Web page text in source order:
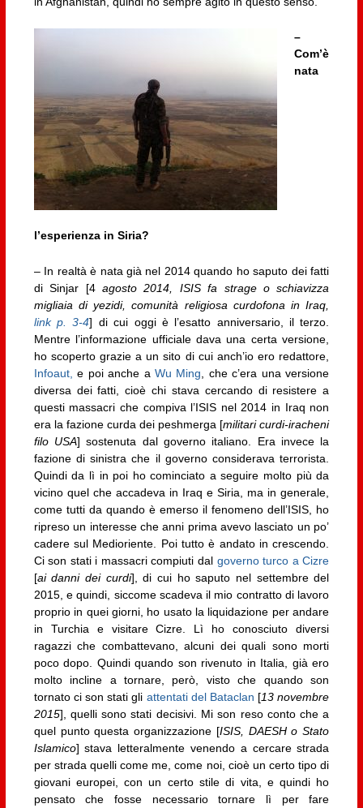
–
Com’è
nata
l’esperienza in Siria?
– In realtà è nata già nel 2014 quando ho saputo dei fatti
di Sinjar [4agosto 2014,
ISIS fa strage o schiavizza
migliaia di yezidi, comunità religiosa curdofona in Iraq,
link p. 3-4] di cui oggi è l’esatto anniversario, il terzo.
Mentre l’informazione ufficiale dava una certa versione,
ho scoperto grazie a un sito di cui anch’io ero redattore,
Infoaut, e poi anche a Wu Ming , che c’era una versione
diversa dei fatti, cioè chi stava cercando di resistere a
questi massacri che compiva l’ISIS nel 2014 in Iraq non
era la fazione curda dei peshmerga [militari curdi-iracheni
filo USA] sostenuta dal governo italiano. Era invece la
fazione di sinistra che il governo considerava terrorista.
Quindi da lì in poi ho cominciato a seguire molto più da
vicino quel che accadeva in Iraq e Siria, ma in generale,
come tutti da quando è emerso il fenomeno dell’ISIS, ho
ripreso un interesse che anni prima avevo lasciato un po’
cadere sul Medioriente. Poi tutto è andato in crescendo.
Ci son stati i massacri compiuti dal governo turco a Cizre
[ai danni dei curdi], di cui ho saputo nel settembre del
2015, e quindi, siccome scadeva il mio contratto di lavoro
proprio in quei giorni, ho usato la liquidazione per andare
in Turchia e visitare Cizre. Lì ho conosciuto diversi
ragazzi che combattevano, alcuni dei quali sono morti
poco dopo. Quindi quando son rivenuto in Italia, già ero
molto incline a tornare, però, visto che quando son
tornato ci son stati gli attentati del Bataclan [13 novembre
2015], quelli sono stati decisivi. Mi son reso conto che a
quel punto questa organizzazione [ISIS, DAESH o Stato
Islamico] stava letteralmente venendo a cercare strada
per strada quelli come me, come noi, cioè un certo tipo di
giovani europei, con un certo stile di vita, e quindi ho
pensato che fosse necessario tornare lì per fare